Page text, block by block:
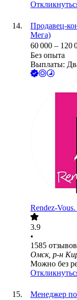
Продавец-
Мега)
60 000 – 120
Без опыта
Выплаты:
Rendez-
3.9
•
1585 отзывов
Омск, р-н
Можно без
Менеджер